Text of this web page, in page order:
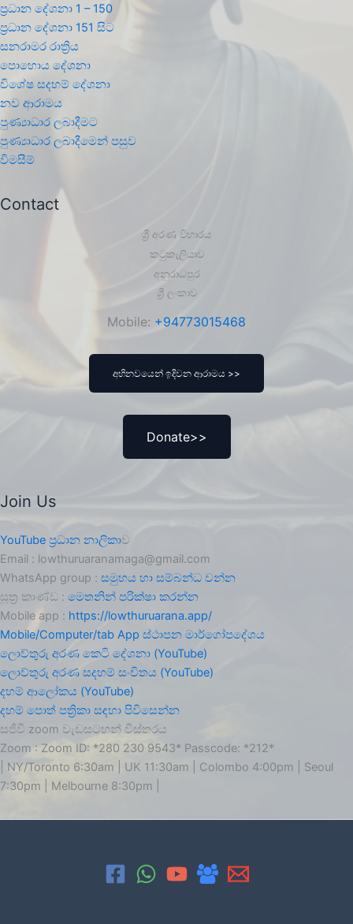
ප්‍රධාන දේශනා 1 – 150
ප්‍රධාන දේශනා 151 සිට
සනරාමර රාත්‍රිය
පොහොය දේශනා
විශේෂ සදහම් දේශනා
නව ආරාමය
පුණ්‍යාධාර ලබාදීමට
පුණ්‍යාධාර ලබාදීමෙන් පසුව
විමසීම්
Contact
ශ්‍රී අරණ විහාරය
කටුකැලියාව
අනුරාධපුර
ශ්‍රී ලංකාව
Mobile: +94773015468
අභිනවයෙන් ඉදිවන ආරාමය >>
Donate>>
Join Us
YouTube ප්‍රධාන නාලිකාව
Email : lowthuruaranamaga@gmail.com
WhatsApp group : සමුහය හා සම්බන්ධ වන්න
සූත්‍ර කාණ්ඩ : මෙතනින් පරික්ෂා කරන්න
Mobile app : https://lowthuruarana.app/
Mobile/Computer/tab App ස්ථාපන මාර්ගෝපදේශය
ලොව්තුරු අරණ කෙටි දේශනා (YouTube)
ලොව්තුරු අරණ සදහම් සංචිතය (YouTube)
දහම් ආලෝකය (YouTube)
දහම් පොත් පත්‍රිකා සඳහා පිවිසෙන්න
සජීවී zoom වැඩසටහන් විස්තරය
Zoom : Zoom ID: *280 230 9543* Passcode: *212*
| NY/Toronto 6:30am | UK 11:30am | Colombo 4:00pm | Seoul
7:30pm | Melbourne 8:30pm |